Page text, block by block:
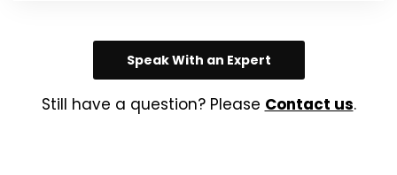
Speak With an Expert
Still have a question? Please Contact us.